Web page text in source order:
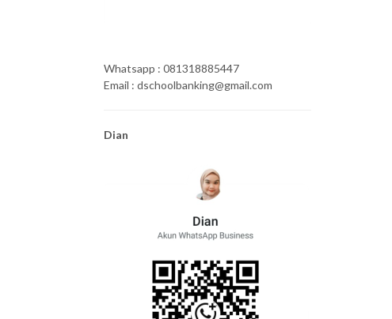
Whatsapp : 081318885447
Email : dschoolbanking@gmail.com
Dian